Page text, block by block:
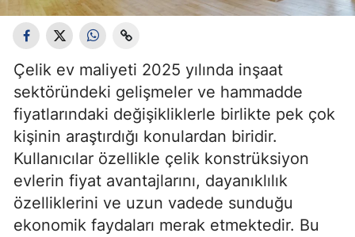
Çelik ev maliyeti 2025 yılında inşaat
sektöründeki gelişmeler ve hammadde
fiyatlarındaki değişikliklerle birlikte pek çok
kişinin araştırdığı konulardan biridir.
Kullanıcılar özellikle çelik konstrüksiyon
evlerin fiyat avantajlarını, dayanıklılık
özelliklerini ve uzun vadede sunduğu
ekonomik faydaları merak etmektedir. Bu